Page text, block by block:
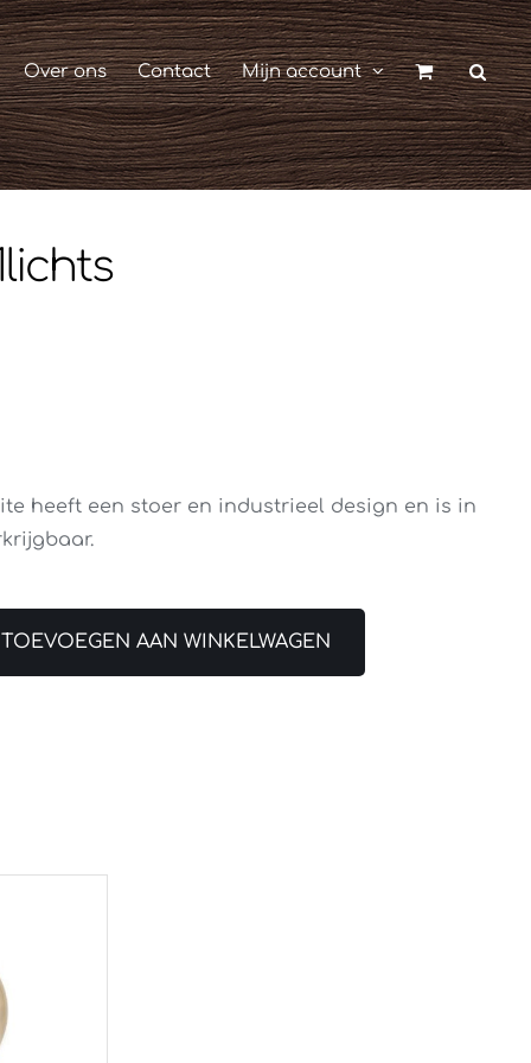
Over ons Contact Mijn account
heeft een stoer en industrieel design en is in
TOEVOEGEN AAN WINKELWAGEN